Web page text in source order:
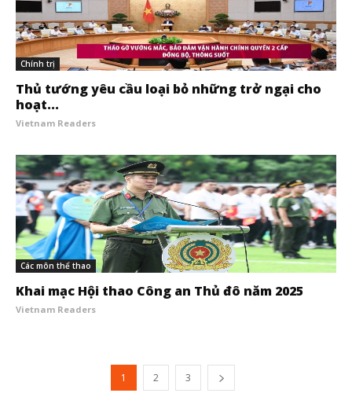
Chính trị
Thủ tướng yêu cầu loại bỏ những trở ngại cho
hoạt...
Vietnam Readers
Các môn thể thao
Khai mạc Hội thao Công an Thủ đô năm 2025
Vietnam Readers
1 2 3